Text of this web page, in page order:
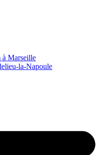
à Marseille
la-Napoule